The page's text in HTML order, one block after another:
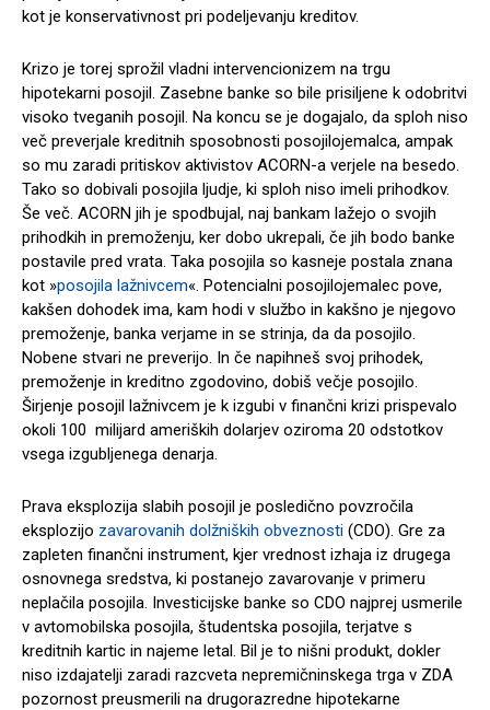
kot je konservativnost pri podeljevanju kreditov.
Krizo je torej sprožil vladni intervencionizem na trgu
hipotekarni posojil. Zasebne banke so bile prisiljene k odobritvi
visoko tveganih posojil. Na koncu se je dogajalo, da sploh niso
več preverjale kreditnih sposobnosti posojilojemalca, ampak
so mu zaradi pritiskov aktivistov ACORN-a verjele na besedo.
Tako so dobivali posojila ljudje, ki sploh niso imeli prihodkov.
Še več. ACORN jih je spodbujal, naj bankam lažejo o svojih
prihodkih in premoženju, ker dobo ukrepali, če jih bodo banke
postavile pred vrata. Taka posojila so kasneje postala znana
kot »posojila lažnivcem«. Potencialni posojilojemalec pove,
kakšen dohodek ima, kam hodi v službo in kakšno je njegovo
premoženje, banka verjame in se strinja, da da posojilo.
Nobene stvari ne preverijo. In če napihneš svoj prihodek,
premoženje in kreditno zgodovino, dobiš večje posojilo.
Širjenje posojil lažnivcem je k izgubi v finančni krizi prispevalo
okoli 100 milijard ameriških dolarjev oziroma 20 odstotkov
vsega izgubljenega denarja.
Prava eksplozija slabih posojil je posledično povzročila
eksplozijo zavarovanih dolžniških obveznosti (CDO). Gre za
zapleten finančni instrument, kjer vrednost izhaja iz drugega
osnovnega sredstva, ki postanejo zavarovanje v primeru
neplačila posojila. Investicijske banke so CDO najprej usmerile
v avtomobilska posojila, študentska posojila, terjatve s
kreditnih kartic in najeme letal. Bil je to nišni produkt, dokler
niso izdajatelji zaradi razcveta nepremičninskega trga v ZDA
pozornost preusmerili na drugorazredne hipotekarne